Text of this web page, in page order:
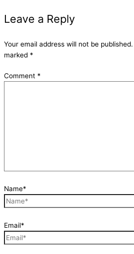
Leave a Reply
Your email address will not be published.
marked *
Comment *
Name*
Email*